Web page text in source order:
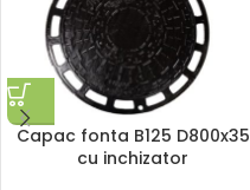
Capac fonta B125 D800x35
cu inchizator